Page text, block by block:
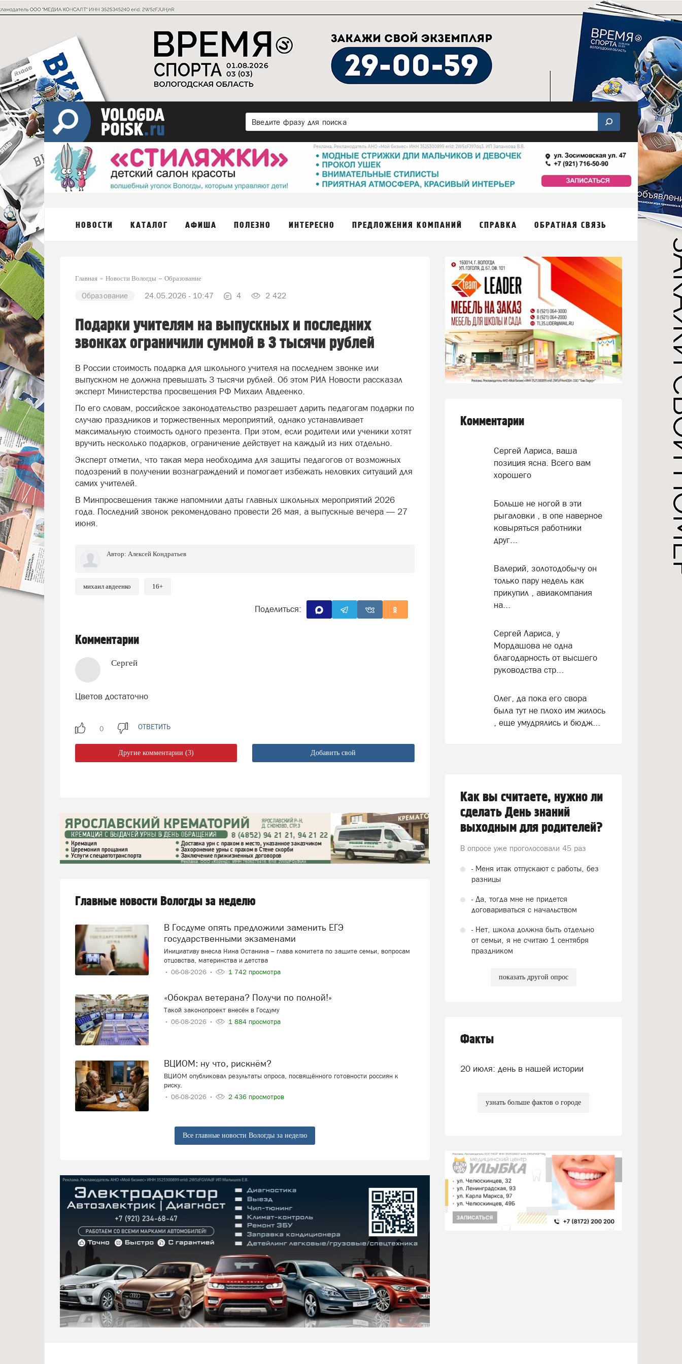
НОВОСТИ КАТАЛОГ АФИША ПОЛЕЗНО ИНТЕРЕСНО ПРЕДЛОЖЕНИЯ КОМПАНИЙ СПРАВКА ОБРАТНАЯ СВЯЗЬ
Главная Новости Вологды Образование
Образование 24.05.2026 - 10:47 4 2 422
Подарки учителям на выпускных и последних
звонках ограничили суммой в 3 тысячи рублей
В России стоимость подарка для школьного учителя на последнем звонке или
выпускном не должна превышать 3 тысячи рублей. Об этом РИА Новости рассказал
эксперт Министерства просвещения РФ Михаил Авдеенко.
По его словам, российское законодательство разрешает дарить педагогам подарки по
случаю праздников и торжественных мероприятий, однако устанавливает
максимальную стоимость одного презента. При этом, если родители или ученики хотят
вручить несколько подарков, ограничение действует на каждый из них отдельно.
Эксперт отметил, что такая мера необходима для защиты педагогов от возможных
подозрений в получении вознаграждений и помогает избежать неловких ситуаций для
самих учителей.
В Минпросвещения также напомнили даты главных школьных мероприятий 2026
года. Последний звонок рекомендовано провести 26 мая, а выпускные вечера — 27
июня.
Автор: Алексей Кондратьев
михаил авдеенко 16+
Поделиться:
Комментарии
Сергей
Цветов достаточно
ОТВЕТИТЬ
Другие комментарии (3) Добавить свой
Главные новости Вологды за неделю
В Госдуме опять предложили заменить ЕГЭ
государственными экзаменами
Инициативу внесла Нина Останина – глава комитета по защите семьи, вопросам
отцовства, материнства и детства
06-08-2026
1 742 просмотра
«Обокрал ветерана? Получи по полной!»
Такой законопроект внесён в Госдуму
06-08-2026
1 884 просмотра
ВЦИОМ: ну что, рискнём?
ВЦИОМ опубликовал результаты опроса, посвящённого готовности россиян к
риску.
06-08-2026
2 436 просмотров
Все главные новости Вологды за неделю
Комментарии
Сергей Лариса, ваша
позиция ясна. Всего вам
хорошего
Больше не ногой в эти
рыгаловки , в опе наверное
ковыряться работники
друг...
Валерий, золотодобычу он
только пару недель как
прикупил , авиакомпания
на...
Сергей Лариса, у
Мордашова не одна
благодарность от высшего
руководства стр...
Олег, да пока его свора
была тут не плохо им жилось
, еще умудрялись и бюдж...
Как вы считаете, нужно ли
сделать День знаний
выходным для родителей?
В опросе уже проголосовали 45 раз
- Меня итак отпускают с работы, без
разницы
- Да, тогда мне не придется
договариваться с начальством
- Нет, школа должна быть отдельно
от семьи, я не считаю 1 сентября
праздником
показать другой опрос
Факты
20 июля: день в нашей истории
узнать больше фактов о городе